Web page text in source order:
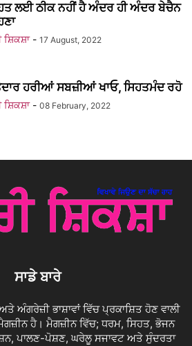
ਲਈ ਠੀਕ ਨਹੀਂ ਹੈ ਅੰਦਰ ਹੀ ਅੰਦਰ ਬੇਚੈਨ
ਸ਼ਿਕਸ਼ਾ - 17 August, 2022
ਹਰੀਆਂ ਸਬਜ਼ੀਆਂ ਖਾਓ, ਸਿਹਤਮੰਦ ਰਹੋ
ਸ਼ਿਕਸ਼ਾ - 08 February, 2022
ਸਾਡੇ ਬਾਰੇ
ਅੰਗਰੇਜ਼ੀ ਭਾਸ਼ਾਵਾਂ ਵਿੱਚ ਪ੍ਰਕਾਸ਼ਿਤ ਹੋਣ ਵਾਲੀ
ਹੈ। ਮੈਗਜ਼ੀਨ ਵਿੱਚ; ਧਰਮ, ਸਿਹਤ, ਭੋਜਨ
ਪਾਲਣ-ਪੋਸ਼ਣ, ਘਰੇਲੂ ਸਜਾਵਟ ਅਤੇ ਸੁੰਦਰਤਾ